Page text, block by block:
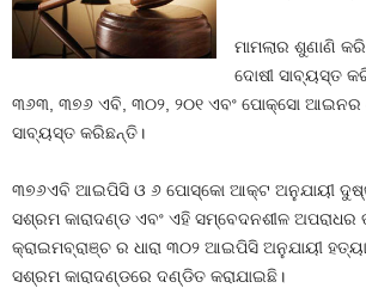
ମାମଲାର ଶୁଣାଣି
ଦୋଷୀ ସାବ୍ୟସ୍ତ
୩୬୩, ୩୭୬ ଏବି, ୩୦୨, ୨୦୧ ଏବଂ ପୋକ୍ସୋ ଆଇନର
ସାବ୍ୟସ୍ତ କରିଛନ୍ତି।
୩୭୬ଏବି ଆଇପିସି ଓ ୬ ପୋସ୍କୋ ଆକ୍ଟ ଅନୁଯାୟୀ
ସଶ୍ରମ କାରାଦଣ୍ଡ ଏବଂ ଏହି ସମ୍ବେଦନଶୀଳ ଅପରାଧର
କ୍ରାଇମବ୍ରାଞ୍ଚ ର ଧାରା ୩୦୨ ଆଇପିସି ଅନୁଯାୟୀ ହତ୍ୟା
ସଶ୍ରମ କାରାଦଣ୍ଡରେ ଦଣ୍ଡିତ କରାଯାଇଛି।